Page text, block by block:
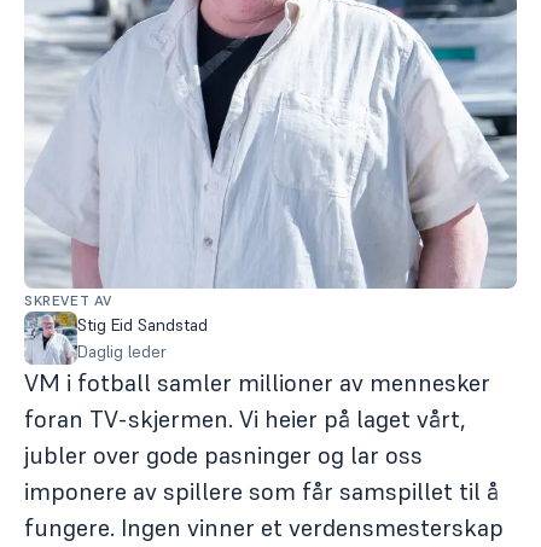
SKREVET AV
Stig Eid Sandstad
Daglig leder
VM i fotball samler millioner av mennesker
foran TV-skjermen. Vi heier på laget vårt,
jubler over gode pasninger og lar oss
imponere av spillere som får samspillet til å
fungere. Ingen vinner et verdensmesterskap